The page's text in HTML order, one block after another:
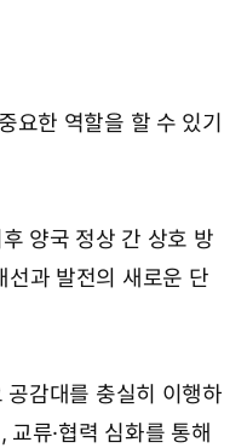
요한 역할을 할 수 있기
양국 정상 간 상호 방
선과 발전의 새로운 단
공감대를 충실히 이행하
류·협력 심화를 통해